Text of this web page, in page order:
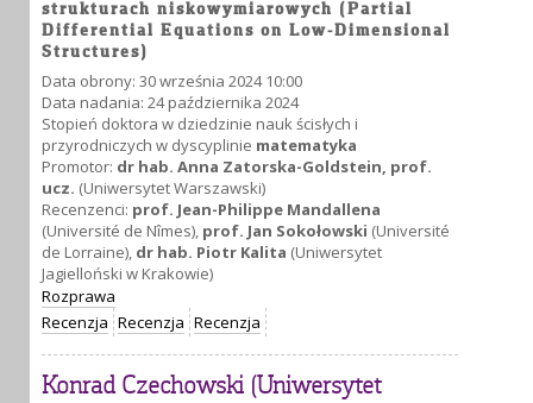
strukturach niskowymiarowych (Partial
Differential Equations on Low-Dimensional
Structures)
Data obrony: 30 września 2024 10:00
Data nadania: 24 października 2024
Stopień doktora w dziedzinie nauk ścisłych i
przyrodniczych w dyscyplinie matematyka
Promotor: dr hab. Anna Zatorska-Goldstein, prof.
ucz. (Uniwersytet Warszawski)
Recenzenci: prof. Jean-Philippe Mandallena
(Université de Nîmes), prof. Jan Sokołowski (Université
de Lorraine), dr hab. Piotr Kalita (Uniwersytet
Jagielloński w Krakowie)
Rozprawa
Recenzja Recenzja Recenzja
Konrad Czechowski (Uniwersytet